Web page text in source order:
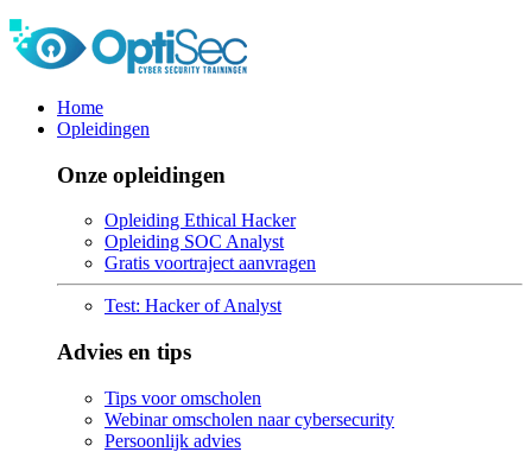
Home
Opleidingen
Onze opleidingen
Opleiding Ethical Hacker
Opleiding SOC Analyst
Gratis voortraject aanvragen
Test: Hacker of Analyst
Advies en tips
Tips voor omscholen
Webinar omscholen naar cybersecurity
Persoonlijk advies